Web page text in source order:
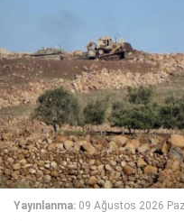
Yayınlanma: 09 Ağustos 2026